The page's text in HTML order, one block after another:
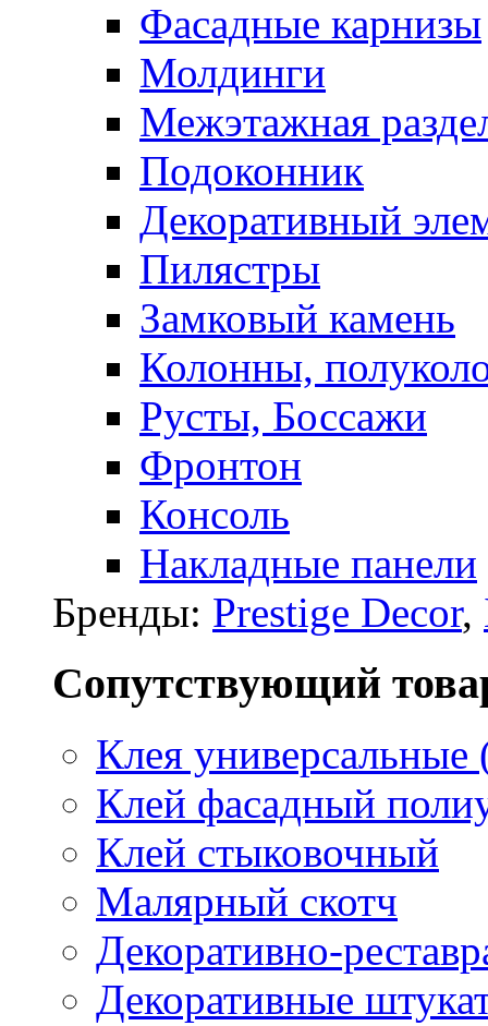
Фасадные карнизы
Молдинги
Межэтажная
Подоконник
Декоративный
Пилястры
Замковый камень
Колонны,
Русты, Боссажи
Фронтон
Консоль
Накладные панели
Бренды: Prestige Decor,
Сопутствующий
Клея универсальные
Клей фасадный
Клей стыковочный
Малярный скотч
Декоративно-
Декоративные